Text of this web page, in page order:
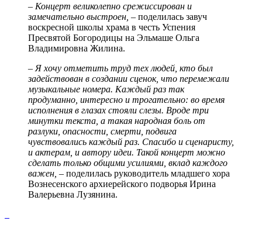
– Концерт великолепно срежиссирован и
замечательно выстроен, – поделилась завуч
воскресной школы храма в честь Успения
Пресвятой Богородицы на Эльмаше Ольга
Владимировна Жилина.
– Я хочу отметить труд тех людей, кто был
задействован в создании сценок, что перемежали
музыкальные номера. Каждый раз так
продуманно, интересно и трогательно: во время
исполнения в глазах стояли слезы. Вроде три
минутки текста, а такая народная боль от
разлуки, опасности, смерти, подвига
чувствовались каждый раз. Спасибо и сценаристу,
и актерам, и автору идеи. Такой концерт можно
сделать только общими усилиями, вклад каждого
важен, – поделилась руководитель младшего хора
Вознесенского архиерейского подворья Ирина
Валерьевна Лузянина.